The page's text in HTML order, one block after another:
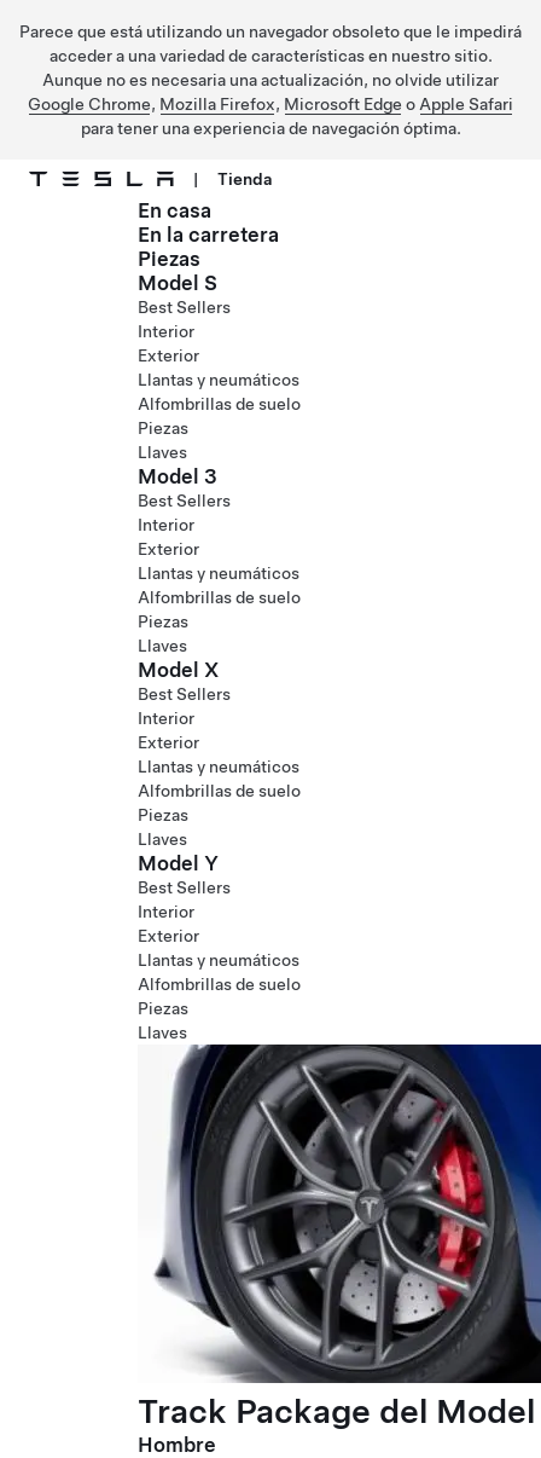
Parece que está utilizando un navegador obsoleto que le impedirá
acceder a una variedad de características en nuestro sitio.
Aunque no es necesaria una actualización, no olvide utilizar
Google Chrome, Mozilla Firefox, Microsoft Edge o Apple Safari
para tener una experiencia de navegación óptima.
Ir al contenido principal
| Tienda
En casa
En la carretera
Piezas
Model S
Best Sellers
Interior
Exterior
Llantas y neumáticos
Alfombrillas de suelo
Piezas
Llaves
Model 3
Best Sellers
Interior
Exterior
Llantas y neumáticos
Alfombrillas de suelo
Piezas
Llaves
Model X
Best Sellers
Interior
Exterior
Llantas y neumáticos
Alfombrillas de suelo
Piezas
Llaves
Model Y
Best Sellers
Interior
Exterior
Llantas y neumáticos
Alfombrillas de suelo
Piezas
Llaves
Track Package del
Hombre